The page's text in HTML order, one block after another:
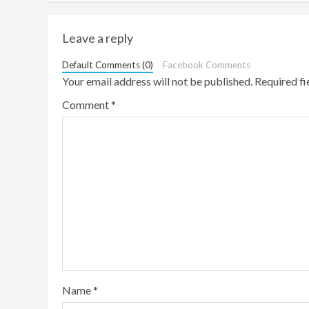
Leave a reply
Default Comments (0) Facebook Comments
Your email address will not be published. Required
Comment*
Name*